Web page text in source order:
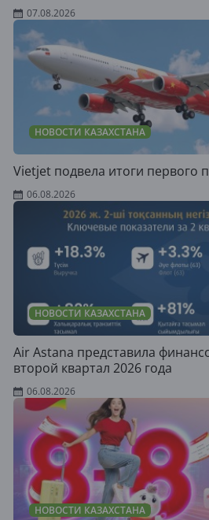
07.08.2026
НОВОСТИ КАЗАХСТАНА
Vietjet подвела итоги первого
06.08.2026
НОВОСТИ КАЗАХСТАНА
Air Astana представила
второй квартал 2026 года
06.08.2026
НОВОСТИ КАЗАХСТАНА